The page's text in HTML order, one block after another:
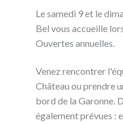
Le samedi 9 et le
Bel vous accueille
Ouvertes annuelles.
Venez rencontrer
Château ou prendre
bord de la Garonne.
également prévues :